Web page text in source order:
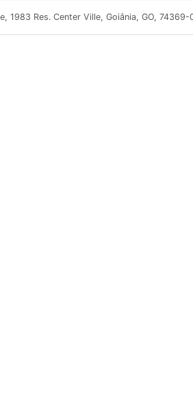
1983 Res. Center Ville, Goiânia, GO, 74369-